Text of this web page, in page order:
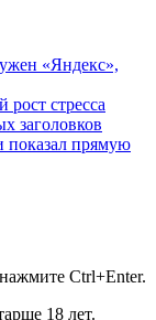
«Яндекс»,
стресса
заголовков
показал прямую
Ctrl+Enter.
18 лет.